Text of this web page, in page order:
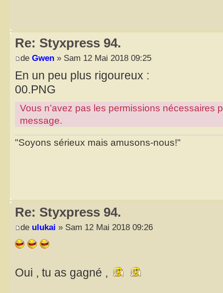
Re: Styxpress 94.
de Gwen » Sam 12 Mai 2018 09:25
En un peu plus rigoureux :
00.PNG
Vous n’avez pas les permissions nécessaires
message.
"Soyons sérieux mais amusons-nous!"
Re: Styxpress 94.
de ulukai » Sam 12 Mai 2018 09:26
Oui , tu as gagné ,